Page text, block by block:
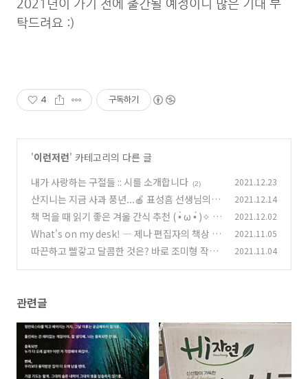
2021년이 가기 전에 출간될 예정이니 많은 기대 부
탁드려요 :)
4 구독하기
'이런저런' 카테고리의 다른 글
내가 사랑하는 구절들 :: 시를 소개합니다 (2) 2021.12.23
산지니는 지금 사과 풍년...🍎 표성흠 선생님의 사
과 선물 언박싱
(0)
2021.12.14
책 먹을 때 읽기 좋은 겨울 간식 추천 ( •̀ ω •́ )✧
(3)
2021.12.02
What's on my desk! ― 제나 편집자의 책상 탐
방기
(2)
2021.11.05
따끈하고 빨갛고 달콤한 것은? 바로 조미형 작가
2021.11.04
관련글